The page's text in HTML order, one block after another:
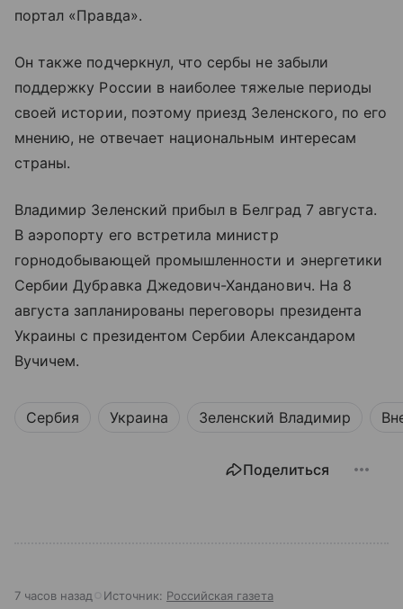
портал «Правда».
Он также подчеркнул, что сербы не забыли
поддержку России в наиболее тяжелые периоды
своей истории, поэтому приезд Зеленского, по его
мнению, не отвечает национальным интересам
страны.
Владимир Зеленский прибыл в Белград 7 августа.
В аэропорту его встретила министр
горнодобывающей промышленности и энергетики
Сербии Дубравка Джедович-Ханданович. На 8
августа запланированы переговоры президента
Украины с президентом Сербии Александаром
Вучичем.
Сербия Украина Зеленский Владимир
Поделиться
7 часов назад Источник: Российская газета